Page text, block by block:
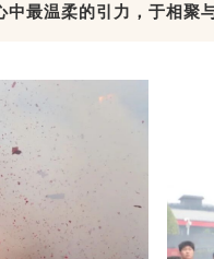
最温柔的引力，于相聚